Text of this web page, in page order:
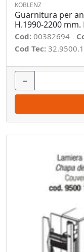
KOBLENZ
Guarnitura per
H.1990-2200
Cod: 00382694
Cod Tec:
−